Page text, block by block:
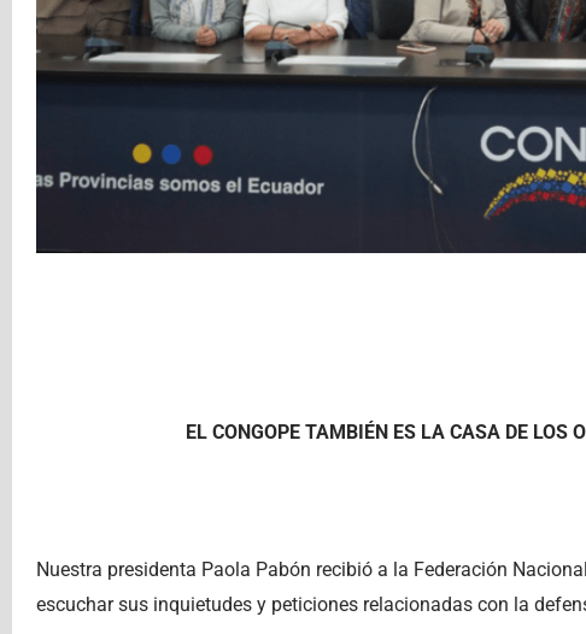
EL CONGOPE TAMBIÉN ES LA CASA DE LOS
Nuestra presidenta Paola Pabón recibió a la Federación
escuchar sus inquietudes y peticiones relacionadas con la